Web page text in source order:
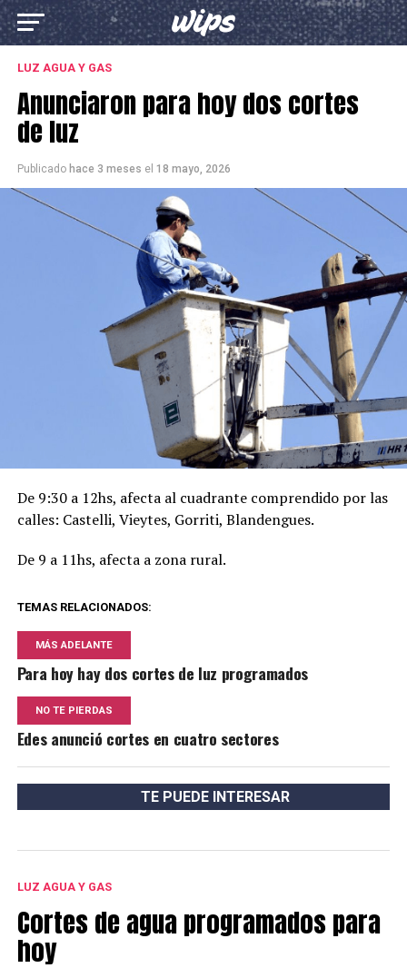
LUZ AGUA Y GAS
Anunciaron para hoy dos cortes
de luz
Publicado hace 3 meses el 18 mayo, 2026
De 9:30 a 12hs, afecta al cuadrante comprendido por las
calles: Castelli, Vieytes, Gorriti, Blandengues.
De 9 a 11hs, afecta a zona rural.
TEMAS RELACIONADOS:
MÁS ADELANTE
Para hoy hay dos cortes de luz programados
NO TE PIERDAS
Edes anunció cortes en cuatro sectores
TE PUEDE INTERESAR
LUZ AGUA Y GAS
Cortes de agua programados para
hoy